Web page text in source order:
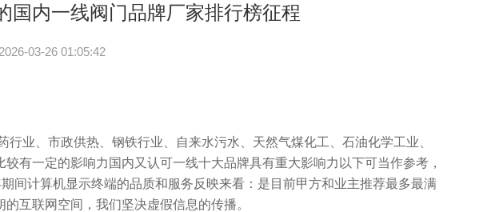
国内一线阀门品牌厂家排行榜征程
03-26 01:05:42
、市政供热、钢铁行业、自来水污水、天然气煤化工、石油化学工业、
有一定的影响力国内又认可一线十大品牌具有重大影响力以下可当作参考，
间计算机显示终端的品质和服务反映来看：是目前甲方和业主推荐最多最满
互联网空间，我们坚决虚假信息的传播。